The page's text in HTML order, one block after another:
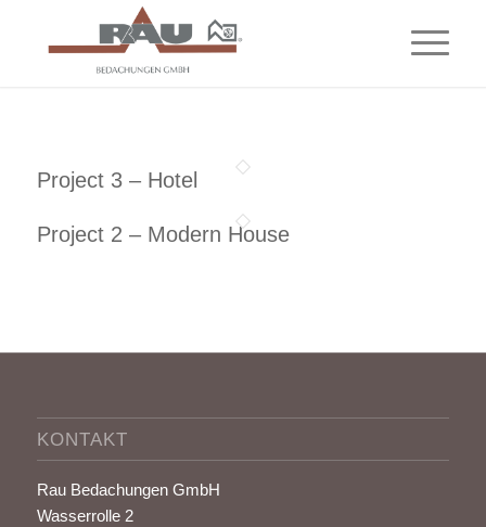
Project 3 – Hotel
Project 2 – Modern House
KONTAKT
Rau Bedachungen GmbH
Wasserrolle 2